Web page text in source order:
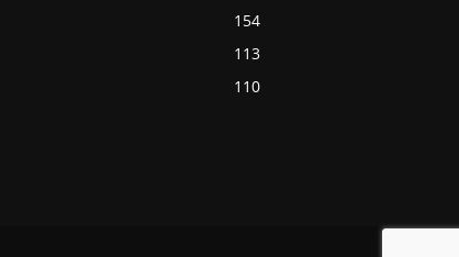
154
113
110